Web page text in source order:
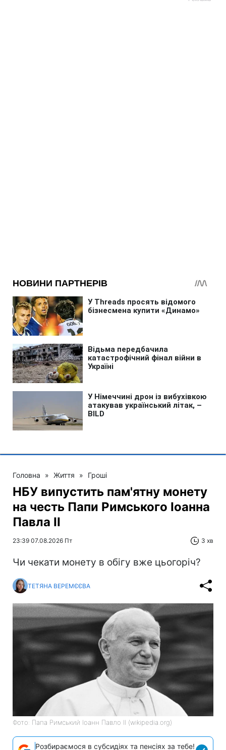
Головна » Життя » Гроші
НБУ випустить пам'ятну монету
на честь Папи Римського Іоанна
Павла II
23:39 07.08.2026 Пт 3 хв
Чи чекати монету в обігу вже цьогоріч?
ТЕТЯНА ВЕРЕМЄЄВА
Фото: Папа Римський Іоанн Павло II (wikipedia.org)
Розбираємося в субсидіях та пенсіях за тебе!